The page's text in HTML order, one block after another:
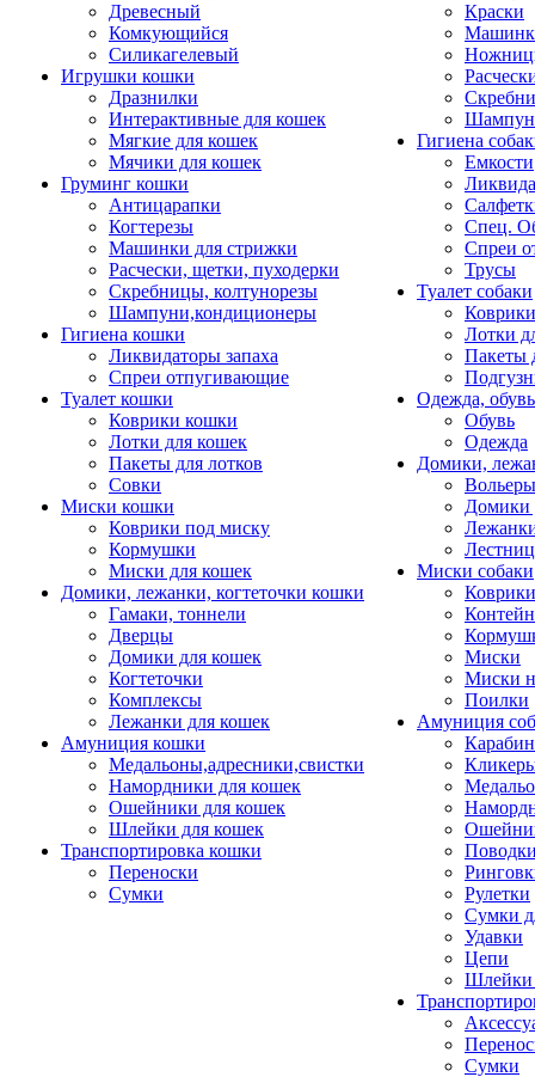
Древесный
Комкующийся
Силикагелевый
Игрушки кошки
Дразнилки
Интерактивные для кошек
Мягкие для кошек
Мячики для кошек
Груминг кошки
Антицарапки
Когтерезы
Машинки для стрижки
Расчески, щетки, пуходерки
Скребницы, колтунорезы
Шампуни,кондиционеры
Гигиена кошки
Ликвидаторы запаха
Спреи отпугивающие
Туалет кошки
Коврики кошки
Лотки для кошек
Пакеты для лотков
Совки
Миски кошки
Коврики под миску
Кормушки
Миски для кошек
Домики, лежанки, когтеточки кошки
Гамаки, тоннели
Дверцы
Домики для кошек
Когтеточки
Комплексы
Лежанки для кошек
Амуниция кошки
Медальоны,адресники,свистки
Намордники для кошек
Ошейники для кошек
Шлейки для кошек
Транспортировка кошки
Переноски
Сумки
Краски
Гигиена
Емкости
Спец.
Спреи
Трусы
Туалет собаки
Коврики
Лотки
Пакеты
Одежда, обувь
Обувь
Одежда
Домики,
Домики
Миски собаки
Миски
Миски
Поилки
Амуниция
Рулетки
Сумки
Удавки
Цепи
Шлейки
Сумки